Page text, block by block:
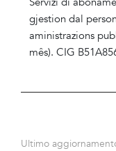
gjestion dal
aministrazions
mês). CIG
Ultimo